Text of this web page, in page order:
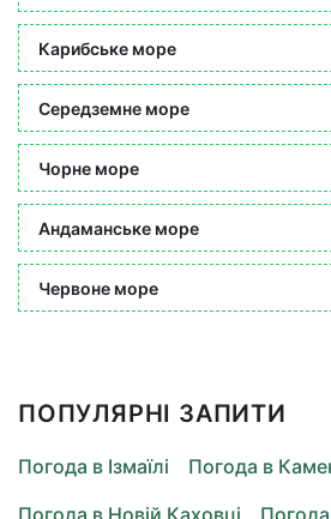
Карибське море
Середземне море
Чорне море
Андаманське море
Червоне море
ПОПУЛЯРНІ ЗАПИТИ
Погода в Ізмаїлі
Погода в
Погода в Новій Каховці
Погода